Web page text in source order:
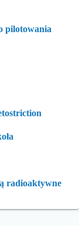
pilotowania
radioaktywne